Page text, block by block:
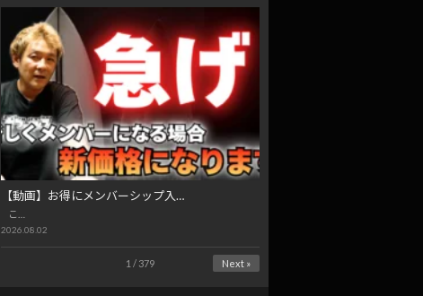
【動画】お得にメンバーシップ入…
こ…
2026.08.02
1 / 379 Next »